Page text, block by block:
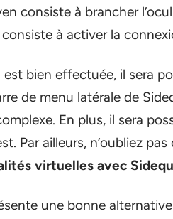
consiste à brancher
à activer la
bien effectuée, il sera
de menu latérale de
En plus, il sera
Par ailleurs, n’oubliez pas
virtuelles avec
une bonne